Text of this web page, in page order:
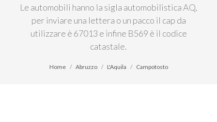
Le automobili hanno la sigla automobilistica AQ,
per inviare una lettera o un pacco il cap da
utilizzare è 67013 e infine B569 è il codice
catastale.
Home Abruzzo L'Aquila Campotosto